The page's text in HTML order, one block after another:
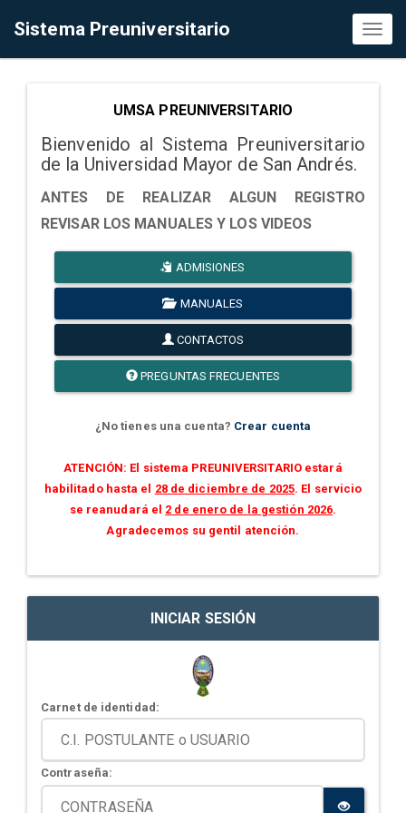
Sistema Preuniversitario
UMSA PREUNIVERSITARIO
Bienvenido al Sistema Preuniversitario
de la Universidad Mayor de San Andrés.
ANTES DE REALIZAR ALGUN REGISTRO
REVISAR LOS MANUALES Y LOS VIDEOS
ADMISIONES
MANUALES
CONTACTOS
PREGUNTAS FRECUENTES
¿No tienes una cuenta? Crear cuenta
ATENCIÓN: El sistema PREUNIVERSITARIO estará
habilitado hasta el 28 de diciembre de 2025. El servicio
se reanudará el 2 de enero de la gestión 2026.
Agradecemos su gentil atención.
INICIAR SESIÓN
Carnet de identidad:
Contraseña: